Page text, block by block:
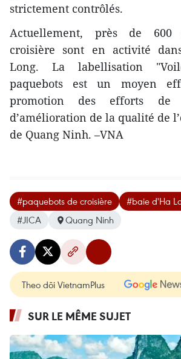
strictement contrôlés.
Actuellement, près de 600
croisière sont en activité
Long. La labellisation
paquebots est un moyen
promotion des efforts de
d’amélioration de la qualité de
de Quang Ninh. –VNA
#paquebots de croisière #baie d'Ha
#JICA
Quang Ninh
Theo dõi VietnamPlus
SUR LE MÊME SUJET